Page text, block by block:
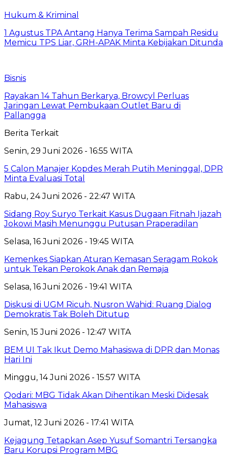
Hukum & Kriminal
1 Agustus TPA Antang Hanya Terima Sampah Residu
Memicu TPS Liar, GRH-APAK Minta Kebijakan Ditunda
Bisnis
Rayakan 14 Tahun Berkarya, Browcyl Perluas
Jaringan Lewat Pembukaan Outlet Baru di
Pallangga
Berita Terkait
Senin, 29 Juni 2026 - 16:55 WITA
5 Calon Manajer Kopdes Merah Putih Meninggal, DPR
Minta Evaluasi Total
Rabu, 24 Juni 2026 - 22:47 WITA
Sidang Roy Suryo Terkait Kasus Dugaan Fitnah Ijazah
Jokowi Masih Menunggu Putusan Praperadilan
Selasa, 16 Juni 2026 - 19:45 WITA
Kemenkes Siapkan Aturan Kemasan Seragam Rokok
untuk Tekan Perokok Anak dan Remaja
Selasa, 16 Juni 2026 - 19:41 WITA
Diskusi di UGM Ricuh, Nusron Wahid: Ruang Dialog
Demokratis Tak Boleh Ditutup
Senin, 15 Juni 2026 - 12:47 WITA
BEM UI Tak Ikut Demo Mahasiswa di DPR dan Monas
Hari Ini
Minggu, 14 Juni 2026 - 15:57 WITA
Qodari: MBG Tidak Akan Dihentikan Meski Didesak
Mahasiswa
Jumat, 12 Juni 2026 - 17:41 WITA
Kejagung Tetapkan Asep Yusuf Somantri Tersangka
Baru Korupsi Program MBG